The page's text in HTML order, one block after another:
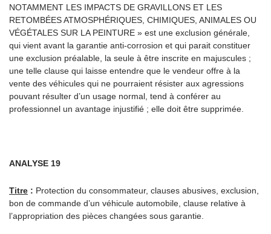
NOTAMMENT LES IMPACTS DE GRAVILLONS ET LES
RETOMBÉES ATMOSPHÉRIQUES, CHIMIQUES, ANIMALES OU
VÉGÉTALES SUR LA PEINTURE » est une exclusion générale,
qui vient avant la garantie anti-corrosion et qui parait constituer
une exclusion préalable, la seule à être inscrite en majuscules ;
une telle clause qui laisse entendre que le vendeur offre à la
vente des véhicules qui ne pourraient résister aux agressions
pouvant résulter d’un usage normal, tend à conférer au
professionnel un avantage injustifié ; elle doit être supprimée.
ANALYSE 19
Titre : Protection du consommateur, clauses abusives, exclusion,
bon de commande d’un véhicule automobile, clause relative à
l’appropriation des pièces changées sous garantie.